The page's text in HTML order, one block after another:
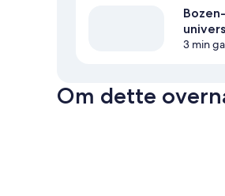
3 min
Om dette